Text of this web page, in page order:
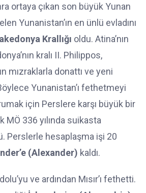
ortaya çıkan son büyük Yunan
Yunanistan’ın en ünlü evladını
Krallığı oldu. Atina’nın
kralı II. Philippos,
mızraklarla donattı ve yeni
Yunanistan’ı fethetmeyi
için Perslere karşı büyük bir
MÖ 336 yılında suikasta
Perslerle hesaplaşma işi 20
(Alexander) kaldı.
ve ardından Mısır’ı fethetti.